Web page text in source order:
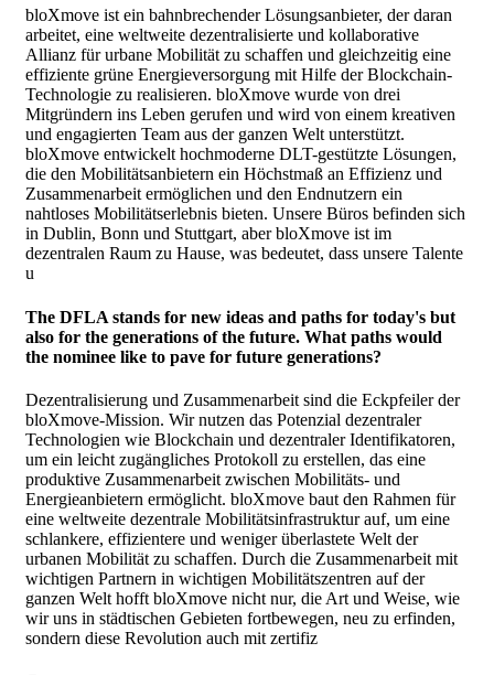
bloXmove ist ein bahnbrechender Lösungsanbieter, der daran
arbeitet, eine weltweite dezentralisierte und kollaborative
Allianz für urbane Mobilität zu schaffen und gleichzeitig eine
effiziente grüne Energieversorgung mit Hilfe der Blockchain-
Technologie zu realisieren. bloXmove wurde von drei
Mitgründern ins Leben gerufen und wird von einem kreativen
und engagierten Team aus der ganzen Welt unterstützt.
bloXmove entwickelt hochmoderne DLT-gestützte Lösungen,
die den Mobilitätsanbietern ein Höchstmaß an Effizienz und
Zusammenarbeit ermöglichen und den Endnutzern ein
nahtloses Mobilitätserlebnis bieten. Unsere Büros befinden sich
in Dublin, Bonn und Stuttgart, aber bloXmove ist im
dezentralen Raum zu Hause, was bedeutet, dass unsere Talente
u
The DFLA stands for new ideas and paths for today's but
also for the generations of the future. What paths would
the nominee like to pave for future generations?
Dezentralisierung und Zusammenarbeit sind die Eckpfeiler der
bloXmove-Mission. Wir nutzen das Potenzial dezentraler
Technologien wie Blockchain und dezentraler Identifikatoren,
um ein leicht zugängliches Protokoll zu erstellen, das eine
produktive Zusammenarbeit zwischen Mobilitäts- und
Energieanbietern ermöglicht. bloXmove baut den Rahmen für
eine weltweite dezentrale Mobilitätsinfrastruktur auf, um eine
schlankere, effizientere und weniger überlastete Welt der
urbanen Mobilität zu schaffen. Durch die Zusammenarbeit mit
wichtigen Partnern in wichtigen Mobilitätszentren auf der
ganzen Welt hofft bloXmove nicht nur, die Art und Weise, wie
wir uns in städtischen Gebieten fortbewegen, neu zu erfinden,
sondern diese Revolution auch mit zertifiz